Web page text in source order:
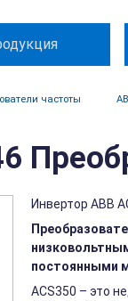
частоты
Инвертор ABB
постоянными
ACS350 – это